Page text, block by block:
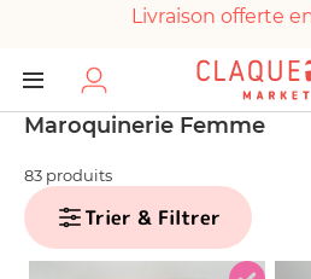
Livraison offerte
Paiement 100%
Chaussures
Maroquinerie Femme
83 produits
Trier & Filtrer